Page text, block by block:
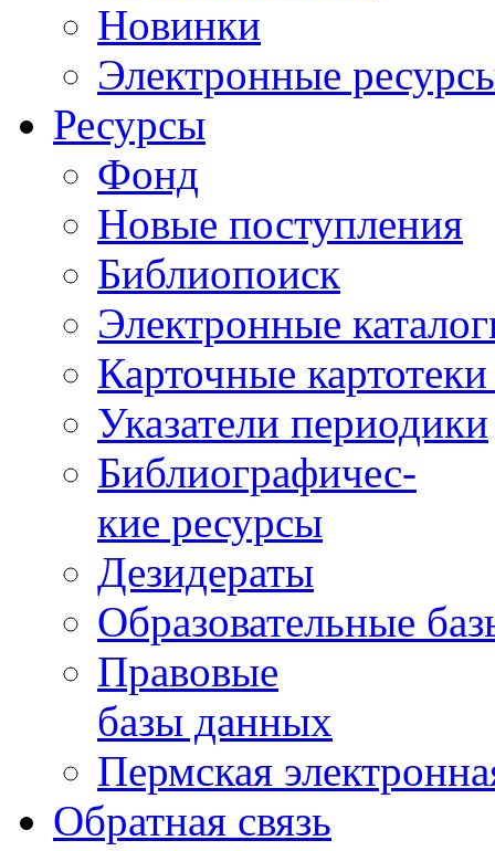
Новинки
Электронные
Ресурсы
Фонд
Новые поступления
Библиопоиск
Электронные
Карточные
Указатели периодики
Библиографичес-
кие ресурсы
Дезидераты
Образовательные
Правовые
базы данных
Пермская
Обратная связь